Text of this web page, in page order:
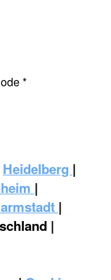
*
Heidelberg |
|
|
|